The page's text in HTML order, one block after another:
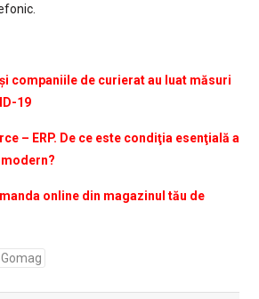
companiile de curierat au luat măsuri
19
– ERP. De ce este condiţia esenţială a
online din magazinul tău de
Gomag